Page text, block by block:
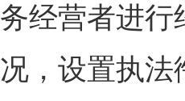
经营者进
，设置执法